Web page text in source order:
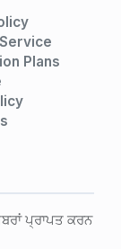
Plans
ਪ੍ਰਾਪਤ ਕਰਨ